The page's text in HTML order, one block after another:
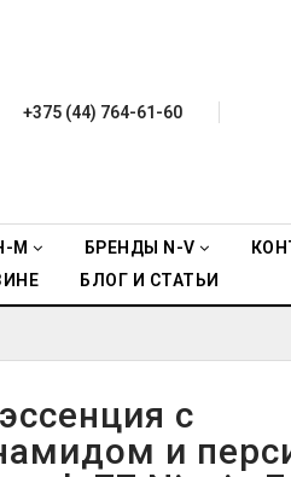
+375 (44) 764-61-60
M БРЕНДЫ N-V
БЛОГ И СТАТЬИ
с
и